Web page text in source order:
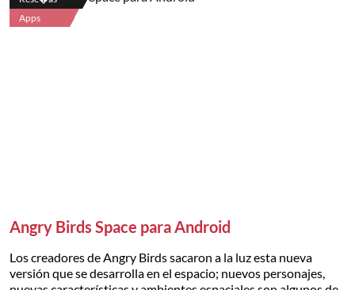
Apps
Angry Birds Space para Android
Los creadores de Angry Birds sacaron a la luz esta nueva
versión que se desarrolla en el espacio; nuevos personajes,